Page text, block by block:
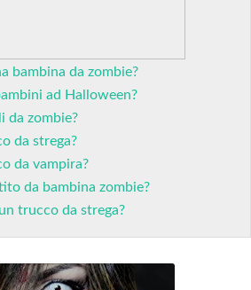
bambina da zombie?
ad Halloween?
da zombie?
da strega?
da vampira?
da bambina zombie?
trucco da strega?